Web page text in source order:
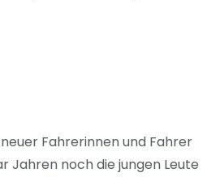
Fahrerinnen und Fahrer
Jahren noch die jungen Leute